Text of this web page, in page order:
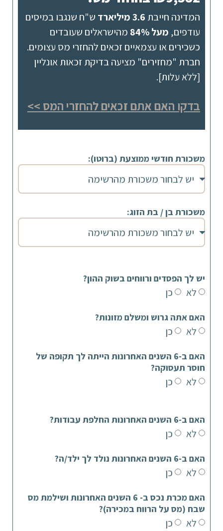
המדינה חייבת 3.6 מיליארד
ש"ח שנגבו במיסים
עודפים, מעל 84%
מהישראלים שעובדים
כשכירים או עצמאיים זכאים להחזרי מס עצומים.
חברת "מחזירים" מציעה בדיקת זכאות אונליין
[ללא עלות].
בדקו האם אתם זכאים להחזרי המס >>
משכורת חודשי ממוצעת (ברוטו):
משכורת בן / בת הזוג:
יש לך הפסדים ורווחים בשוק ההון?
לא כן
האם אתה גרוש ומשלם מזונות?
לא כן
האם ב-6 השנים האחרונות הייתה לך תקופה של
חוסר תעסוקה?
לא כן
האם ב-6 השנים האחרונות החלפת עבודות?
לא כן
האם ב-6 השנים האחרונות נולד לך ילד/ה?
לא כן
האם מכרת נכס ב- 6 השנים האחרונות ושילמת מס
שבח (מס על הרווח במכירה)?
לא כן